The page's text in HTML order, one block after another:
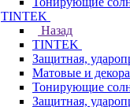
TINTEK
Назад
TINTEK
Защитная,
Матовые и
Тонирующие
Защитная,